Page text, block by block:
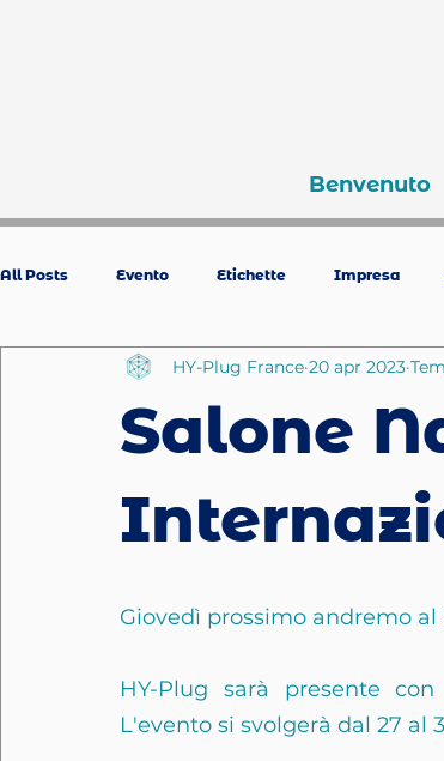
Benvenuto
All Posts Evento Etichette Impresa
Salone
HY-Plug France 20 apr 2023
Giovedì prossimo andremo
HY-Plug sarà presente
L'evento si svolgerà dal 27 al